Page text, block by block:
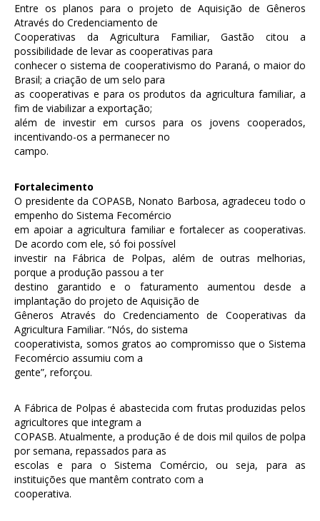
Entre os planos para o projeto de Aquisição de Gêneros
Através do Credenciamento de
Cooperativas da Agricultura Familiar, Gastão citou a
possibilidade de levar as cooperativas para
conhecer o sistema de cooperativismo do Paraná, o maior do
Brasil; a criação de um selo para
as cooperativas e para os produtos da agricultura familiar, a
fim de viabilizar a exportação;
além de investir em cursos para os jovens cooperados,
incentivando-os a permanecer no
campo.
Fortalecimento
O presidente da COPASB, Nonato Barbosa, agradeceu todo o
empenho do Sistema Fecomércio
em apoiar a agricultura familiar e fortalecer as cooperativas.
De acordo com ele, só foi possível
investir na Fábrica de Polpas, além de outras melhorias,
porque a produção passou a ter
destino garantido e o faturamento aumentou desde a
implantação do projeto de Aquisição de
Gêneros Através do Credenciamento de Cooperativas da
Agricultura Familiar. “Nós, do sistema
cooperativista, somos gratos ao compromisso que o Sistema
Fecomércio assumiu com a
gente”, reforçou.
A Fábrica de Polpas é abastecida com frutas produzidas pelos
agricultores que integram a
COPASB. Atualmente, a produção é de dois mil quilos de polpa
por semana, repassados para as
escolas e para o Sistema Comércio, ou seja, para as
instituições que mantêm contrato com a
cooperativa.